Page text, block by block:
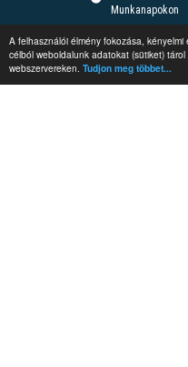
A felhasználói élmény fokozása, kényelmi
célból weboldalunk adatokat (sütiket)
webszervereken. Tudjon meg többet...
Munkanapokon
Felnőttképzési
Felnőttképzési